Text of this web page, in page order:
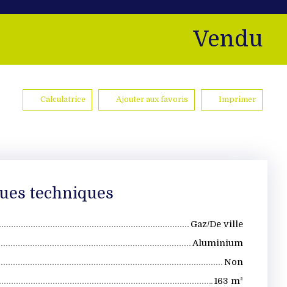
Vendu
Calculatrice Ajouter aux favoris Imprimer
techniques
Gaz/De ville
Aluminium
Non
163 m²